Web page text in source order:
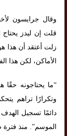
وقال جرايسون
زلت أعتقد أن هذا
الأماكن، لكن هذا
“ما يحتاجونه حقًا
وتكرارًا تراهم
دائمًا تسجيل
الموسم”. منذ